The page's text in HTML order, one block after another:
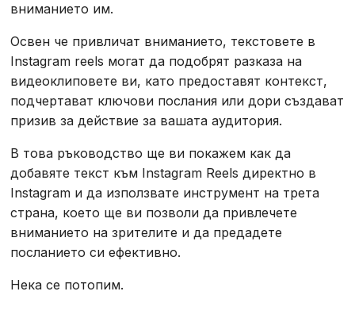
вниманието им.
Освен че привличат вниманието, текстовете в
Instagram reels могат да подобрят разказа на
видеоклиповете ви, като предоставят контекст,
подчертават ключови послания или дори създават
призив за действие за вашата аудитория.
В това ръководство ще ви покажем как да
добавяте текст към Instagram Reels директно в
Instagram и да използвате инструмент на трета
страна, което ще ви позволи да привлечете
вниманието на зрителите и да предадете
посланието си ефективно.
Нека се потопим.